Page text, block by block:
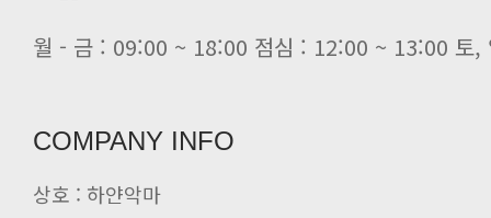
월 - 금 : 09:00 ~ 18:00 점심 : 12:00 ~ 13:00 토,
COMPANY INFO
상호 : 하얀악마